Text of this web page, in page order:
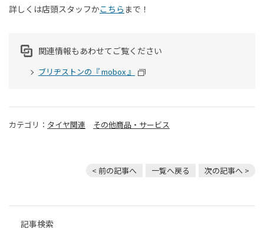
詳しくは店頭スタッフかこちら まで！
関連情報もあわせてご覧ください
ブリヂストンの『 mobox 』
カテゴリ： タイヤ関連 その他商品・サービス
< 前の記事へ 一覧へ戻る 次の記事へ >
記事検索